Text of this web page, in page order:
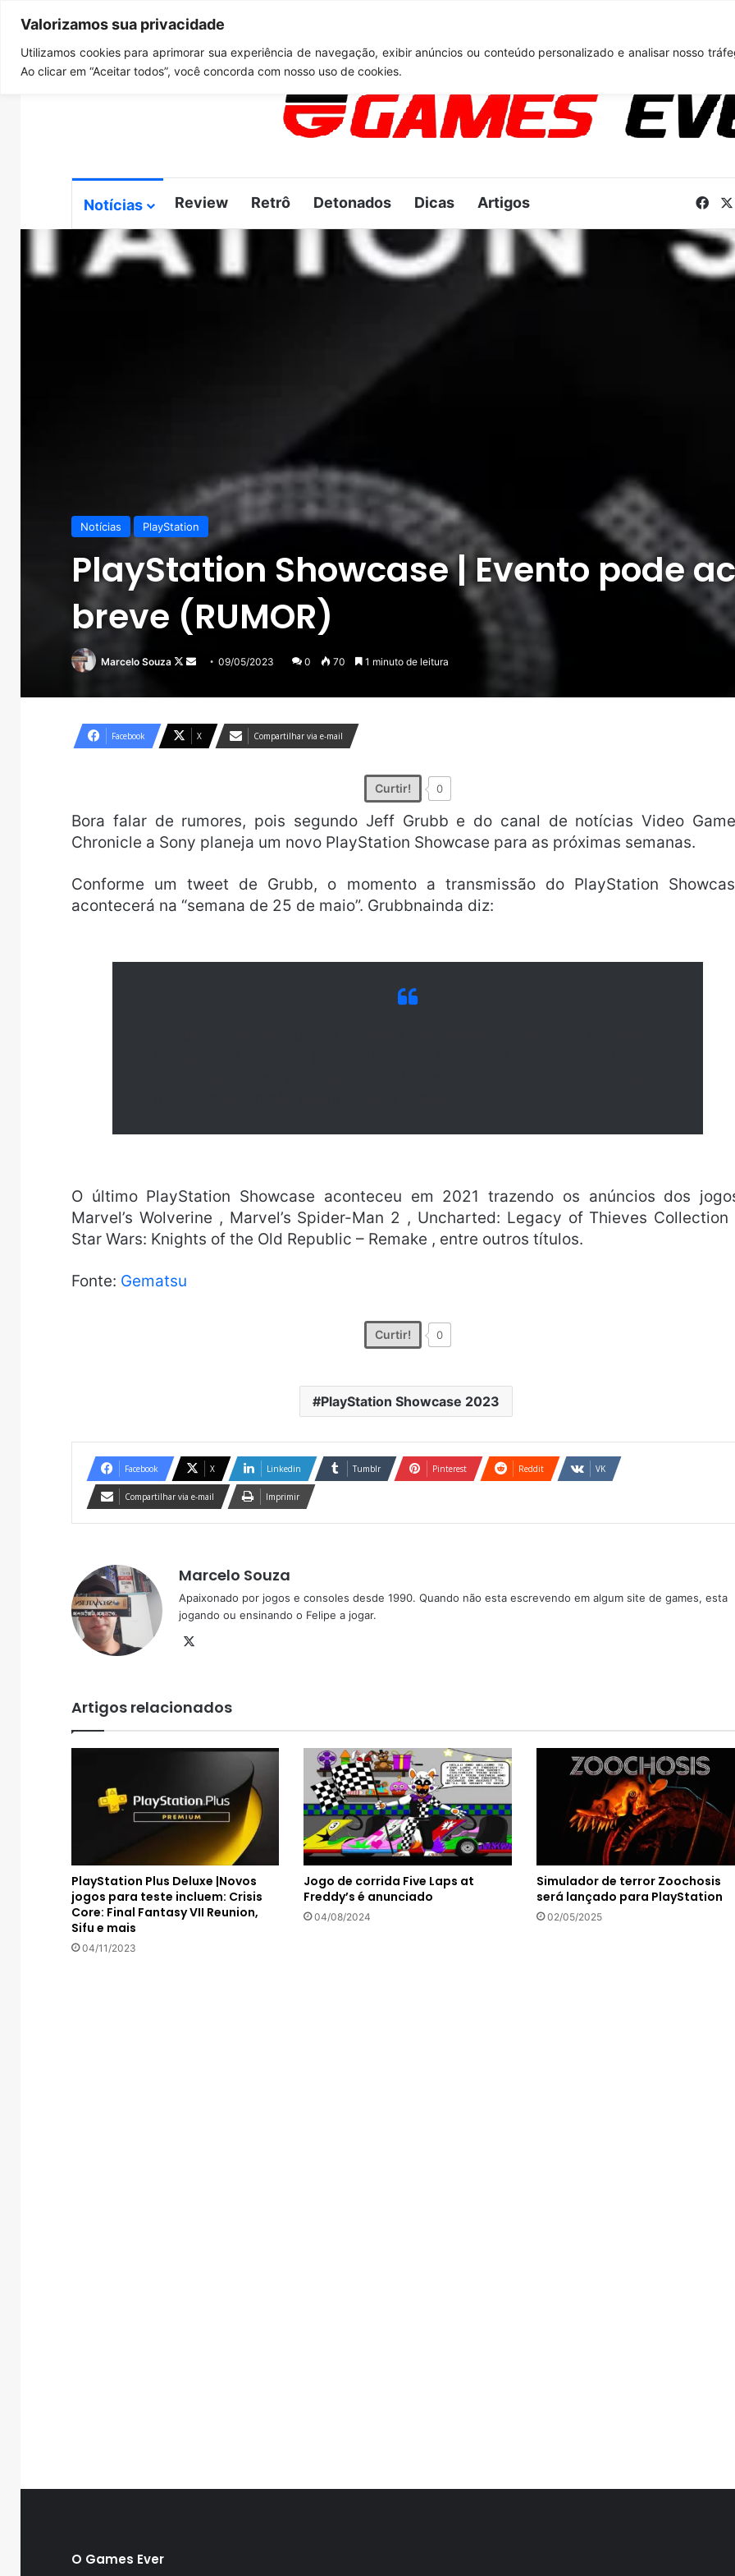
Valorizamos sua privacidade
Utilizamos cookies para aprimorar sua experiência de navegação, exibir anúncios ou conteúdo personalizado e analisar nosso
Ao clicar em “Aceitar todos”, você concorda com nosso uso de cookies.
quinta-feira, agosto 6 2026
Notícias Review Retrô Detonados Dicas Artigos
Notícias PlayStation
PlayStation Showcase | Evento pode
breve (RUMOR)
Marcelo Souza
Follow
X
Mande
e-
09/05/2023 0 70 1 minuto de leitura
Facebook X Compartilhar via e-mail
Curtir! 0
Bora falar de rumores, pois segundo Jeff Grubb e do canal de notícias Video
Chronicle a Sony planeja um novo PlayStation Showcase para as próximas semanas.
Conforme um tweet de Grubb, o momento a transmissão do PlayStation
acontecerá na “semana de 25 de maio”. Grubbnainda diz:
O último PlayStation Showcase aconteceu em 2021 trazendo os anúncios dos
Marvel’s Wolverine , Marvel’s Spider-Man 2 , Uncharted: Legacy of Thieves Collection
Star Wars: Knights of the Old Republic – Remake , entre outros títulos.
Fonte: Gematsu
Curtir! 0
PlayStation Showcase 2023
Facebook X Linkedin Tumblr Pinterest Reddit VK
Compartilhar via e-mail Imprimir
Marcelo Souza
Apaixonado por jogos e consoles desde 1990. Quando não esta escrevendo em algum site de games, esta
jogando ou ensinando o Felipe a jogar.
Artigos relacionados
PlayStation Plus Deluxe |Novos
jogos para teste incluem: Crisis
Core: Final Fantasy VII Reunion,
Sifu e mais
04/11/2023
Jogo de corrida Five Laps at
Freddy’s é anunciado
04/08/2024
Simulador de terror Zoochosis
será lançado para PlayStation
02/05/2025
O Games Ever